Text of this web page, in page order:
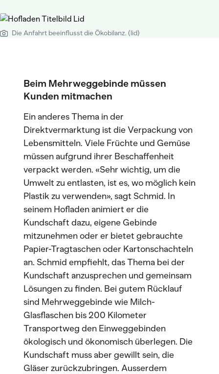
Die Anfahrt beeinflusst die Ökobilanz. (lid)
Beim Mehrweggebinde müssen
Kunden mitmachen
Ein anderes Thema in der
Direktvermarktung ist die Verpackung von
Lebensmitteln. Viele Früchte und Gemüse
müssen aufgrund ihrer Beschaffenheit
verpackt werden. «Sehr wichtig, um die
Umwelt zu entlasten, ist es, wo möglich kein
Plastik zu verwenden», sagt Schmid. In
seinem Hofladen animiert er die
Kundschaft dazu, eigene Gebinde
mitzunehmen oder er bietet gebrauchte
Papier-Tragtaschen oder Kartonschachteln
an. Schmid empfiehlt, das Thema bei der
Kundschaft anzusprechen und gemeinsam
Lösungen zu finden. Bei gutem Rücklauf
sind Mehrweggebinde wie Milch-
Glasflaschen bis 200 Kilometer
Transportweg den Einweggebinden
ökologisch und ökonomisch überlegen. Die
Kundschaft muss aber gewillt sein, die
Gläser zurückzubringen. Ausserdem